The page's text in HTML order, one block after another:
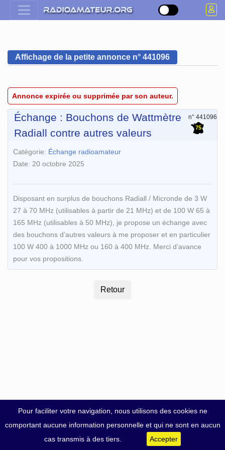
Pour faciliter votre navigation, nous utilisons des cookies ne
comportant aucune information personnelle et qui ne sont en aucun
cas transmis à des tiers.
Accepter
Affichage de la petite annonce n° 441096
Annonce expirée ou supprimée par son auteur.
Échange : Bouchons de Wattmètre
Radiall contre autres valeurs
n° 441096
75
Catégorie: Échange radioamateur
Date: 20 octobre 2025
Disposant en surplus de bouchons Radiall / Micronde de 3 W
27 à 70 MHz (utilisables à partir de 21 MHz) et de 100 W 65 à
165 MHz (utilisables à 50 MHz), je propose un échange avec
des bouchons d’autres valeurs à me proposer et en particulier
100 W 400 à 1000 MHz ou 160 à 400 MHz. Merci d’avance
pour vos propositions.